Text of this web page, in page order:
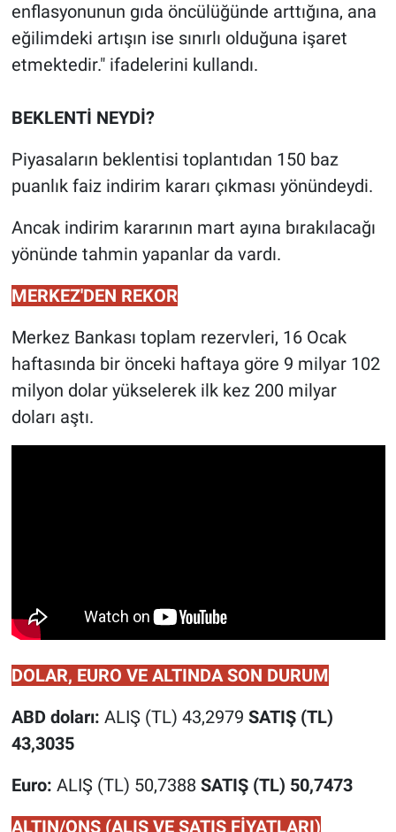
enflasyonunun gıda öncülüğünde arttığına, ana
eğilimdeki artışın ise sınırlı olduğuna işaret
etmektedir." ifadelerini kullandı.
BEKLENTİ NEYDİ?
Piyasaların beklentisi toplantıdan 150 baz
puanlık faiz indirim kararı çıkması yönündeydi.
Ancak indirim kararının mart ayına bırakılacağı
yönünde tahmin yapanlar da vardı.
MERKEZ'DEN REKOR
Merkez Bankası toplam rezervleri, 16 Ocak
haftasında bir önceki haftaya göre 9 milyar 102
milyon dolar yükselerek ilk kez 200 milyar
doları aştı.
DOLAR, EURO VE ALTINDA SON DURUM
ABD doları: ALIŞ (TL) 43,2979 SATIŞ (TL)
43,3035
Euro: ALIŞ (TL) 50,7388 SATIŞ (TL) 50,7473
ALTIN/ONS (ALIŞ VE SATIŞ FİYATLARI)